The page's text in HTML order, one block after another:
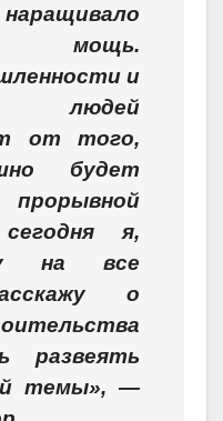
мощь.
и
людей
от того,
будет
прорывной
я,
на все
о
развеять
темы», —